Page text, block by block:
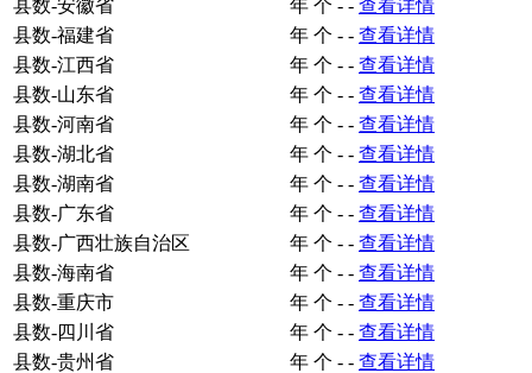
县数-安徽省
年 个 - - 查看详情
县数-福建省
年 个 - - 查看详情
县数-江西省
年 个 - - 查看详情
县数-山东省
年 个 - - 查看详情
县数-河南省
年 个 - - 查看详情
县数-湖北省
年 个 - - 查看详情
县数-湖南省
年 个 - - 查看详情
县数-广东省
年 个 - - 查看详情
县数-广西壮族自治区
年 个 - - 查看详情
县数-海南省
年 个 - - 查看详情
县数-重庆市
年 个 - - 查看详情
县数-四川省
年 个 - - 查看详情
县数-贵州省
年 个 - - 查看详情